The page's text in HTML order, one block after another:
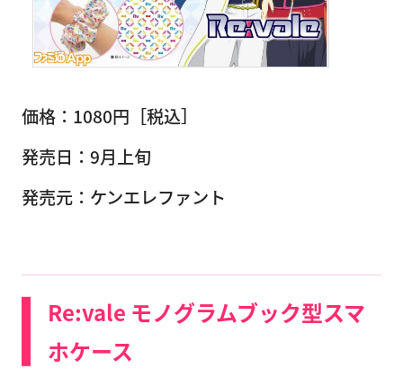
価格：1080円［税込］
発売日：9月上旬
発売元：ケンエレファント
Re:vale モノグラムブック型スマ
ホケース